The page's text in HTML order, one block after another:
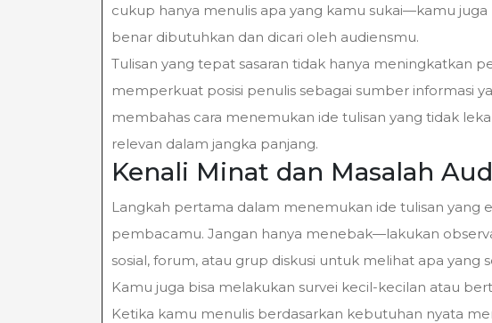
cukup hanya menulis apa yang kamu sukai—kamu
benar dibutuhkan dan dicari oleh audiensmu.
Tulisan yang tepat sasaran tidak hanya meningkatkan
memperkuat posisi penulis sebagai sumber informasi
membahas cara menemukan ide tulisan yang tidak
relevan dalam jangka panjang.
Kenali Minat dan Masalah
Langkah pertama dalam menemukan ide tulisan yang
pembacamu. Jangan hanya menebak—lakukan
sosial, forum, atau grup diskusi untuk melihat apa yang
Kamu juga bisa melakukan survei kecil-kecilan atau
Ketika kamu menulis berdasarkan kebutuhan nyata